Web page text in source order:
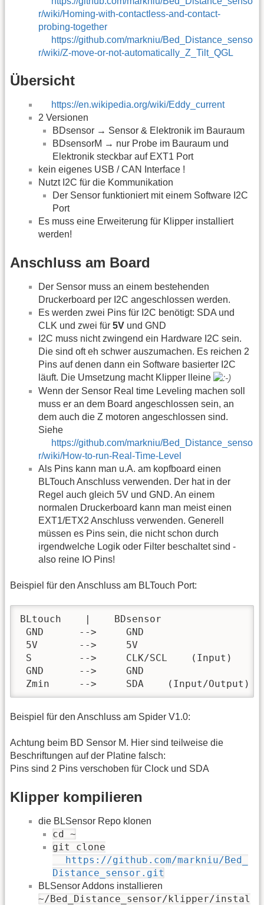
r/wiki/Homing-with-contactless-and-contact-
probing-together
https://github.com/markniu/Bed_Distance_senso
r/wiki/Z-move-or-not-automatically_Z_Tilt_QGL
Übersicht
https://en.wikipedia.org/wiki/Eddy_current
2 Versionen
BDsensor → Sensor & Elektronik im Bauraum
BDsensorM → nur Probe im Bauraum und
Elektronik steckbar auf EXT1 Port
kein eigenes USB / CAN Interface !
Nutzt I2C für die Kommunikation
Der Sensor funktioniert mit einem Software I2C
Port
Es muss eine Erweiterung für Klipper installiert
werden!
Anschluss am Board
Der Sensor muss an einem bestehenden
Druckerboard per I2C angeschlossen werden.
Es werden zwei Pins für I2C benötigt: SDA und
CLK und zwei für 5V und GND
I2C muss nicht zwingend ein Hardware I2C sein.
Die sind oft eh schwer auszumachen. Es reichen 2
Pins auf denen dann ein Software basierter I2C
läuft. Die Umsetzung macht Klipper lleine
Wenn der Sensor Real time Leveling machen soll
muss er an dem Board angeschlossen sein, an
dem auch die Z motoren angeschlossen sind.
Siehe
https://github.com/markniu/Bed_Distance_senso
r/wiki/How-to-run-Real-Time-Level
Als Pins kann man u.A. am kopfboard einen
BLTouch Anschluss verwenden. Der hat in der
Regel auch gleich 5V und GND. An einem
normalen Druckerboard kann man meist einen
EXT1/ETX2 Anschluss verwenden. Generell
müssen es Pins sein, die nicht schon durch
irgendwelche Logik oder Filter beschaltet sind -
also reine IO Pins!
Beispiel für den Anschluss am BLTouch Port:
BLtouch    |    BDsensor
GND      -->     GND
5V       -->     5V
S        -->     CLK/SCL    (Input)
GND      -->     GND
Zmin     -->     SDA    (Input/Output)
Beispiel für den Anschluss am Spider V1.0:
Achtung beim BD Sensor M. Hier sind teilweise die
Beschriftungen auf der Platine falsch:
Pins sind 2 Pins verschoben für Clock und SDA
Klipper kompilieren
die BLSensor Repo klonen
cd ~
git clone
https://github.com/markniu/Bed_
Distance_sensor.git
BLSensor Addons installieren
~/Bed_Distance_sensor/klipper/instal